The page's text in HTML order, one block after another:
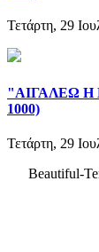
Τετάρτη, 29
"ΑΙΓΑΛΕΩ
1000)
Τετάρτη, 29
Beautiful-